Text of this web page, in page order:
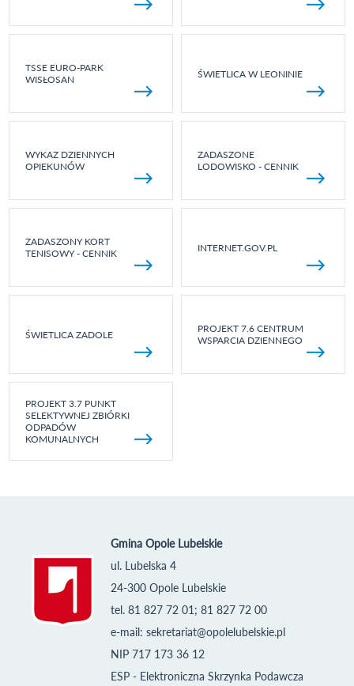
TSSE EURO-PARK
WISŁOSAN
ŚWIETLICA W LEONINIE
WYKAZ DZIENNYCH
OPIEKUNÓW
ZADASZONE
LODOWISKO - CENNIK
ZADASZONY KORT
TENISOWY - CENNIK
INTERNET.GOV.PL
ŚWIETLICA ZADOLE
PROJEKT 7.6 CENTRUM
WSPARCIA DZIENNEGO
PROJEKT 3.7 PUNKT
SELEKTYWNEJ ZBIÓRKI
ODPADÓW
KOMUNALNYCH
Gmina Opole Lubelskie
ul. Lubelska 4
24-300 Opole Lubelskie
tel. 81 827 72 01; 81 827 72 00
e-mail: sekretariat@opolelubelskie.pl
NIP 717 173 36 12
ESP - Elektroniczna Skrzynka Podawcza